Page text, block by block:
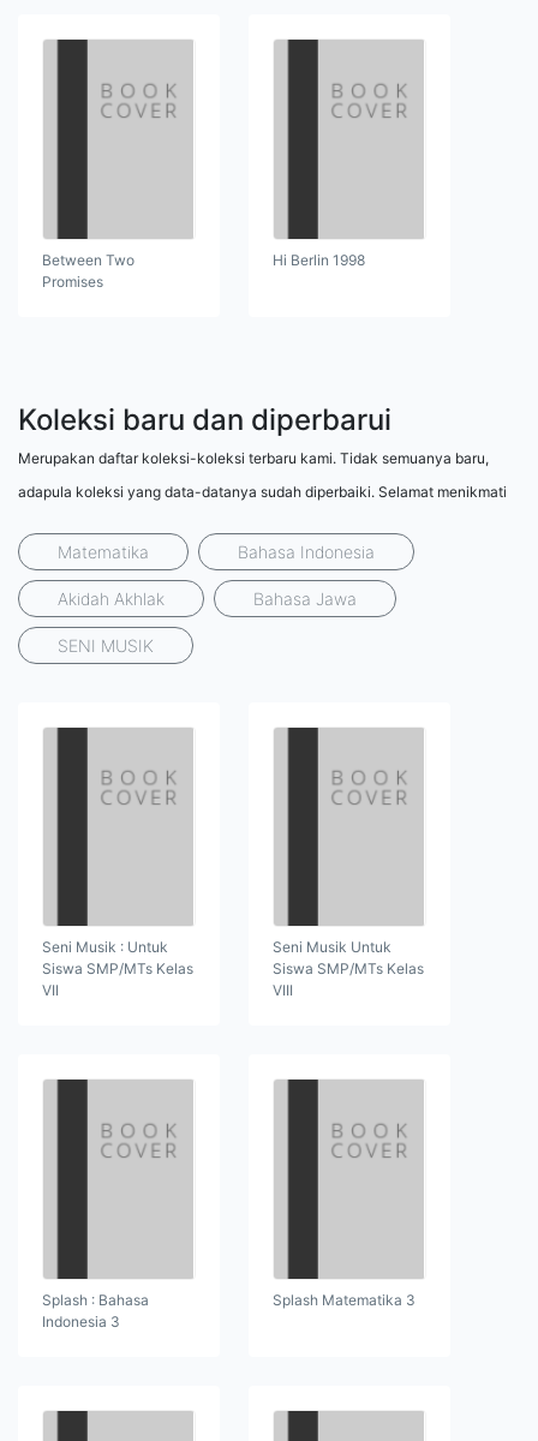
Between Two
Promises
Hi Berlin 1998
Koleksi baru dan diperbarui
Merupakan daftar koleksi-koleksi terbaru kami. Tidak semuanya baru,
adapula koleksi yang data-datanya sudah diperbaiki. Selamat menikmati
Matematika Bahasa Indonesia
Akidah Akhlak Bahasa Jawa
SENI MUSIK
Seni Musik : Untuk
Siswa SMP/MTs Kelas
VII
Seni Musik Untuk
Siswa SMP/MTs Kelas
VIII
Splash : Bahasa
Indonesia 3
Splash Matematika 3